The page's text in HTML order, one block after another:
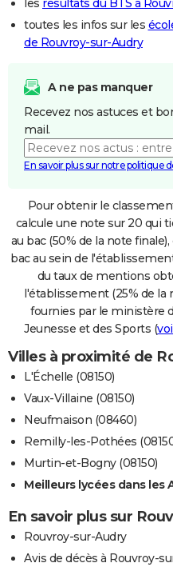
les résultats du BTS à
toutes les infos sur les
de Rouvroy-sur-Audry
A ne pas manquer
Recevez nos astuces et
mail.
En savoir plus sur notre politique
Pour obtenir le
calcule une note sur 20 qui
au bac (50% de la note
bac au sein de
du taux de mentions
l'établissement (25% de la
fournies par le ministère
Jeunesse et des Sports (
Villes à proximité de
L'Échelle (08150)
Vaux-Villaine (08150)
Neufmaison (08460)
Remilly-les-Pothées
Murtin-et-Bogny (08150)
Meilleurs lycées dans les
En savoir plus sur
Rouvroy-sur-Audry
Avis de décès à Rouvroy-